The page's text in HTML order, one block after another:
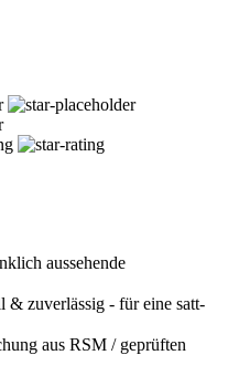
aussehende
& zuverlässig - für eine satt-
aus RSM / geprüften